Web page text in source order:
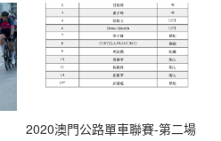
2020澳門公路單車聯賽-第二場